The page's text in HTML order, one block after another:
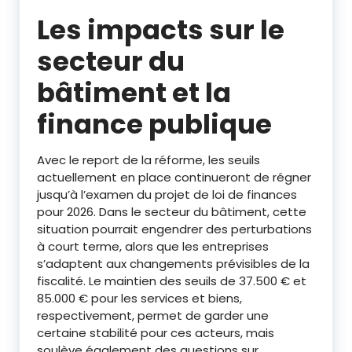
Les impacts sur le
secteur du
bâtiment et la
finance publique
Avec le report de la réforme, les seuils
actuellement en place continueront de régner
jusqu’à l’examen du projet de loi de finances
pour 2026. Dans le secteur du bâtiment, cette
situation pourrait engendrer des perturbations
à court terme, alors que les entreprises
s’adaptent aux changements prévisibles de la
fiscalité. Le maintien des seuils de 37.500 € et
85.000 € pour les services et biens,
respectivement, permet de garder une
certaine stabilité pour ces acteurs, mais